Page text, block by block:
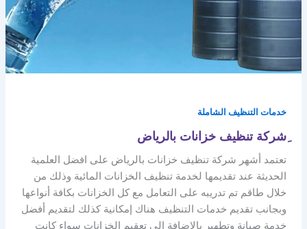
خدمات التنظيف الشاملة
ِشركة تنظيف خزانات بالرياض
تعتمد أشهر شركة تنظيف خزانات بالرياض على افضل العلمية
الحديثة عند تقديمها لخدمة تنظيف الخزانات المائية وذلك من
خلال طاقم تم تدريبه على التعامل مع كل الخزانات بكافة أنواعها
وبجانب تقديم خدمات التنظيف هناك إمكانية كذلك لتقديم أفضل
خدمة صيانة وتطهير بالإضافة إلى تعقيم الخزانات سواء كانت